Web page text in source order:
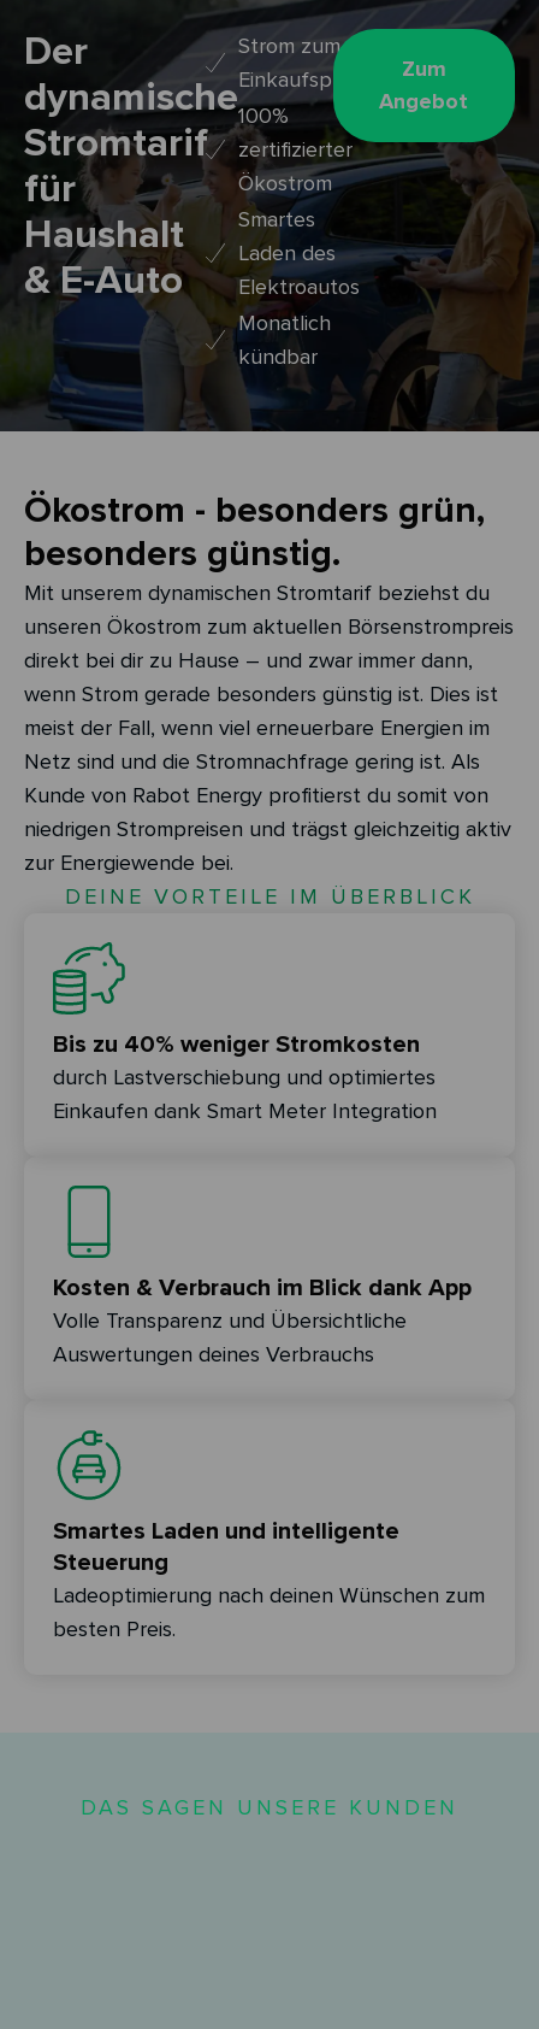
Der
dynamische
Stromtarif
für
Haushalt
& E-Auto
Strom zum
Einkaufspreis
100%
zertifizierter
Ökostrom
Smartes
Laden des
Elektroautos
Monatlich
kündbar
Zum
Angebot
Ökostrom - besonders grün,
besonders günstig.
Mit unserem dynamischen Stromtarif beziehst du
unseren Ökostrom zum aktuellen Börsenstrompreis
direkt bei dir zu Hause – und zwar immer dann,
wenn Strom gerade besonders günstig ist. Dies ist
meist der Fall, wenn viel erneuerbare Energien im
Netz sind und die Stromnachfrage gering ist. Als
Kunde von Rabot Energy profitierst du somit von
niedrigen Strompreisen und trägst gleichzeitig aktiv
zur Energiewende bei.
DEINE VORTEILE IM ÜBERBLICK
Bis zu 40% weniger Stromkosten
durch Lastverschiebung und optimiertes
Einkaufen dank Smart Meter Integration
Kosten & Verbrauch im Blick dank App
Volle Transparenz und Übersichtliche
Auswertungen deines Verbrauchs
Smartes Laden und intelligente
Steuerung
Ladeoptimierung nach deinen Wünschen zum
besten Preis.
DAS SAGEN UNSERE KUNDEN